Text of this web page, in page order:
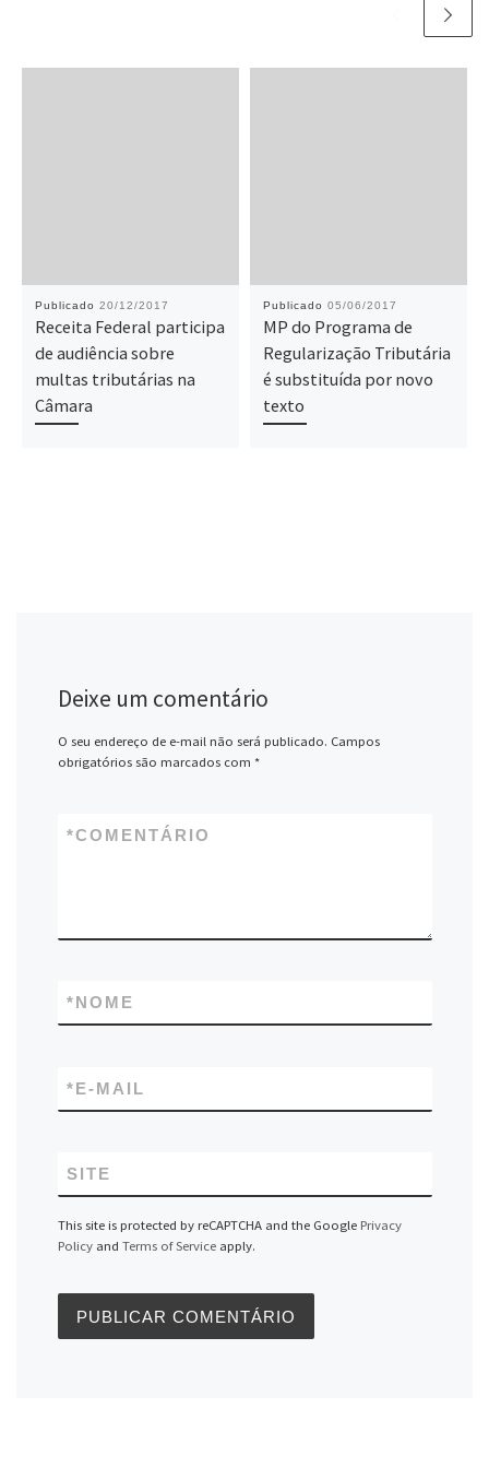
Publicado 20/12/2017
Receita Federal participa
de audiência sobre
multas tributárias na
Câmara
Publicado 05/06/2017
MP do Programa de
Regularização Tributária
é substituída por novo
texto
Deixe um comentário
O seu endereço de e-mail não será publicado. Campos
obrigatórios são marcados com *
COMENTÁRIO
*
NOME
*
E-MAIL
*
SITE
This site is protected by reCAPTCHA and the Google Privacy
Policyand Terms of Serviceapply.